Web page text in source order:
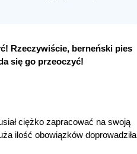
Rzeczywiście, berneński pies
się go przeoczyć!
ciężko zapracować na swoją
ilość obowiązków doprowadziła